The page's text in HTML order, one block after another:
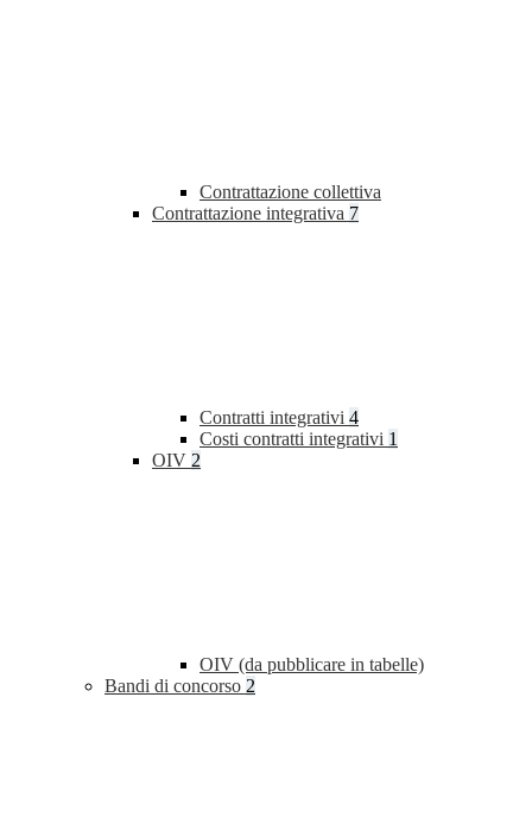
Contrattazione collettiva
Contrattazione integrativa 7
Contratti integrativi 4
Costi contratti integrativi 1
OIV 2
OIV (da pubblicare in tabelle)
Bandi di concorso 2